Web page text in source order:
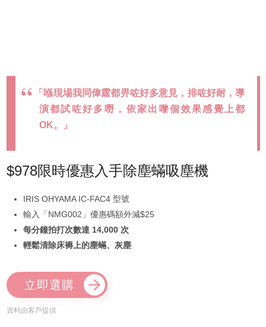
「喺現場我同偉霆都畀咗好多意見，排咗好耐，導
演都試咗好多嘢，依家出嚟個效果感覺上都
OK。」
$978限時優惠入手除塵蟎吸塵機
IRIS OHYAMA IC-FAC4 型號
輸入「NMG002」優惠碼額外減$25
每分鐘拍打次數達 14,000 次
輕鬆清除床褥上的塵蟎、灰塵
立即選購
資料由客戶提供